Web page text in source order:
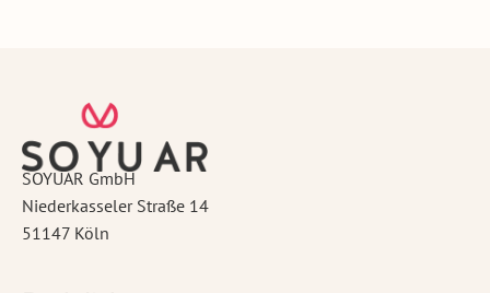
SOYUAR GmbH
Niederkasseler Straße 14
51147 Köln